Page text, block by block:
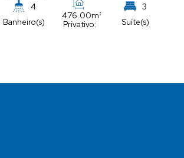
4
Banheiro(s) Privativo:
476.00m²
3
Suíte(s)